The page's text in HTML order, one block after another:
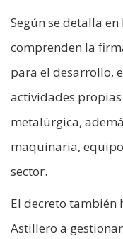
Según se detalla
comprenden la
para el desarrollo,
actividades
metalúrgica,
maquinaria,
sector.
El decreto
Astillero a